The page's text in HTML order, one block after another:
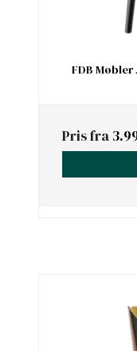
FDB Møbler
Pris fra